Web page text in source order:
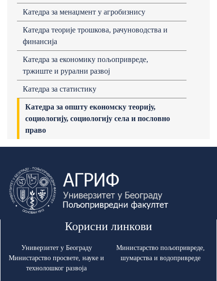
Кaтедрa за менаџмент у агробизнису
Катедра теоријe трошкова, рачуноводства и
финансија
Катедра за економику пољопривреде,
тржиште и рурални развој
Катедра за статистику
Катедра за општу економску теорију,
социологију, социологију села и пословно
право
Корисни линкови
Универзитет у Београду
Министарство просвете, науке и
технолошког развоја
Министарство пољопривреде,
шумарства и водопривреде